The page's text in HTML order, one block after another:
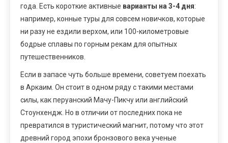
года. Есть короткие активные варианты на 3-4 дня:
например, конные туры для совсем новичков, которые
ни разу не ездили верхом, или 100-километровые
бодрые сплавы по горным рекам для опытных
путешественников.
Если в запасе чуть больше времени, советуем поехать
в Аркаим. Он стоит в одном ряду с такими местами
силы, как перуанский Мачу-Пикчу или английский
Стоунхендж. Но в отличии от последних пока не
превратился в туристический магнит, потому что этот
древний город эпохи бронзового века ученые